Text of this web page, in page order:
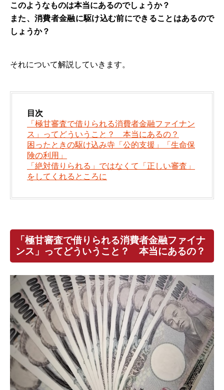
このようなものは本当にあるのでしょうか？
また、消費者金融に駆け込む前にできることはあるので
しょうか？
それについて解説していきます。
目次
「極甘審査で借りられる消費者金融ファイナン
ス」ってどういうこと？ 本当にあるの？
困ったときの駆け込み寺「公的支援」「生命保
険の利用」
「絶対借りられる」ではなくて「正しい審査」
をしてくれるところに
「極甘審査で借りられる消費者金融ファイナ
ンス」ってどういうこと？ 本当にあるの？